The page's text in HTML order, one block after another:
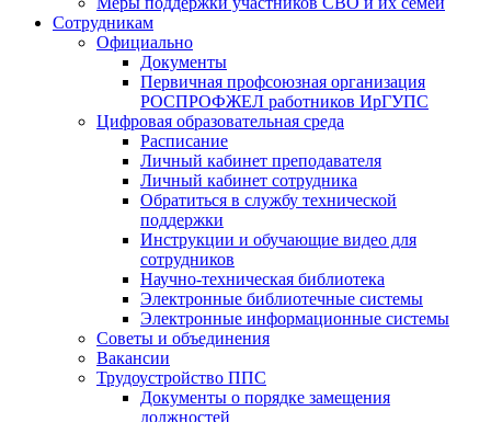
Сотрудникам
Официально
Документы
Первичная профсоюзная организация
РОСПРОФЖЕЛ работников ИрГУПС
Цифровая образовательная среда
Расписание
Личный кабинет преподавателя
Личный кабинет сотрудника
Обратиться в службу технической
поддержки
Инструкции и обучающие видео для
сотрудников
Научно-техническая библиотека
Электронные библиотечные системы
Электронные информационные системы
Советы и объединения
Вакансии
Трудоустройство ППС
Документы о порядке замещения
должностей